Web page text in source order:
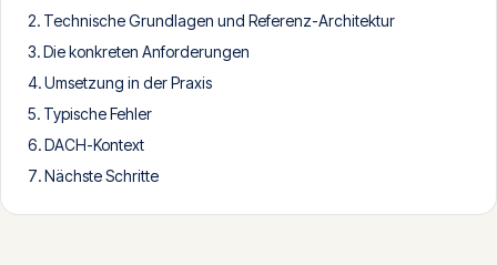
info@innopulse.io+41 79 508 28 06
Gotthardstrasse 30, 6300 Zug
Technische Grundlagen und Referenz-Architektur
Die konkreten Anforderungen
Umsetzung in der Praxis
Typische Fehler
DACH-Kontext
Nächste Schritte